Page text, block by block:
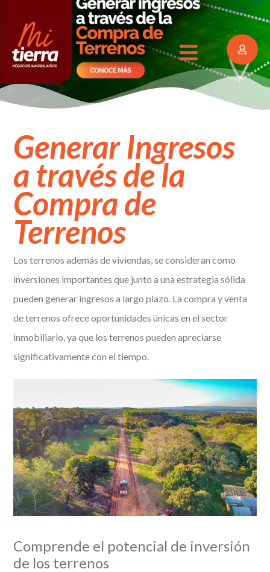
Generar Ingresos
a través de la
Compra de
Terrenos
Los terrenos además de viviendas, se consideran como
inversiones importantes que junto a una estrategia sólida
pueden generar ingresos a largo plazo. La compra y venta
de terrenos ofrece oportunidades únicas en el sector
inmobiliario, ya que los terrenos pueden apreciarse
significativamente con el tiempo.
Comprende el potencial de inversión
de los terrenos